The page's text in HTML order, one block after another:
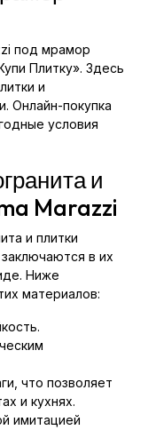
под мрамор
Плитку». Здесь
и
Онлайн-покупка
условия
и
Marazzi
и плитки
в их
Ниже
материалов:
что позволяет
и кухнях.
имитацией